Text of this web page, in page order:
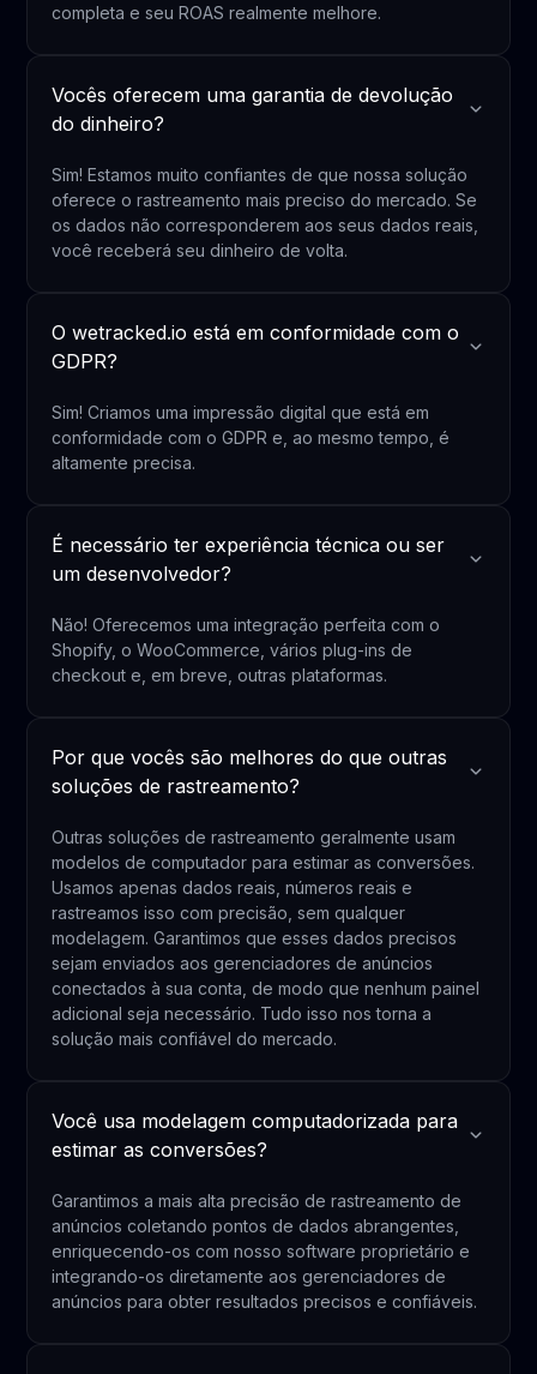
completa e seu ROAS realmente melhore.
Vocês oferecem uma garantia de devolução
do dinheiro?
Sim! Estamos muito confiantes de que nossa solução
oferece o rastreamento mais preciso do mercado. Se
os dados não corresponderem aos seus dados reais,
você receberá seu dinheiro de volta.
O wetracked.io está em conformidade com o
GDPR?
Sim! Criamos uma impressão digital que está em
conformidade com o GDPR e, ao mesmo tempo, é
altamente precisa.
É necessário ter experiência técnica ou ser
um desenvolvedor?
Não! Oferecemos uma integração perfeita com o
Shopify, o WooCommerce, vários plug-ins de
checkout e, em breve, outras plataformas.
Por que vocês são melhores do que outras
soluções de rastreamento?
Outras soluções de rastreamento geralmente usam
modelos de computador para estimar as conversões.
Usamos apenas dados reais, números reais e
rastreamos isso com precisão, sem qualquer
modelagem. Garantimos que esses dados precisos
sejam enviados aos gerenciadores de anúncios
conectados à sua conta, de modo que nenhum painel
adicional seja necessário. Tudo isso nos torna a
solução mais confiável do mercado.
Você usa modelagem computadorizada para
estimar as conversões?
Garantimos a mais alta precisão de rastreamento de
anúncios coletando pontos de dados abrangentes,
enriquecendo-os com nosso software proprietário e
integrando-os diretamente aos gerenciadores de
anúncios para obter resultados precisos e confiáveis.